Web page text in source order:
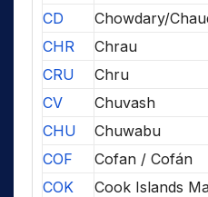
CD
Chowdary/
CHR
Chrau
CRU
Chru
CV
Chuvash
CHU
Chuwabu
COF
Cofan / Cofán
COK
Cook Islands